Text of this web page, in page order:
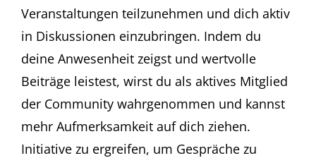
Veranstaltungen teilzunehmen und dich aktiv
in Diskussionen einzubringen. Indem du
deine Anwesenheit zeigst und wertvolle
Beiträge leistest, wirst du als aktives Mitglied
der Community wahrgenommen und kannst
mehr Aufmerksamkeit auf dich ziehen.
Initiative zu ergreifen, um Gespräche zu